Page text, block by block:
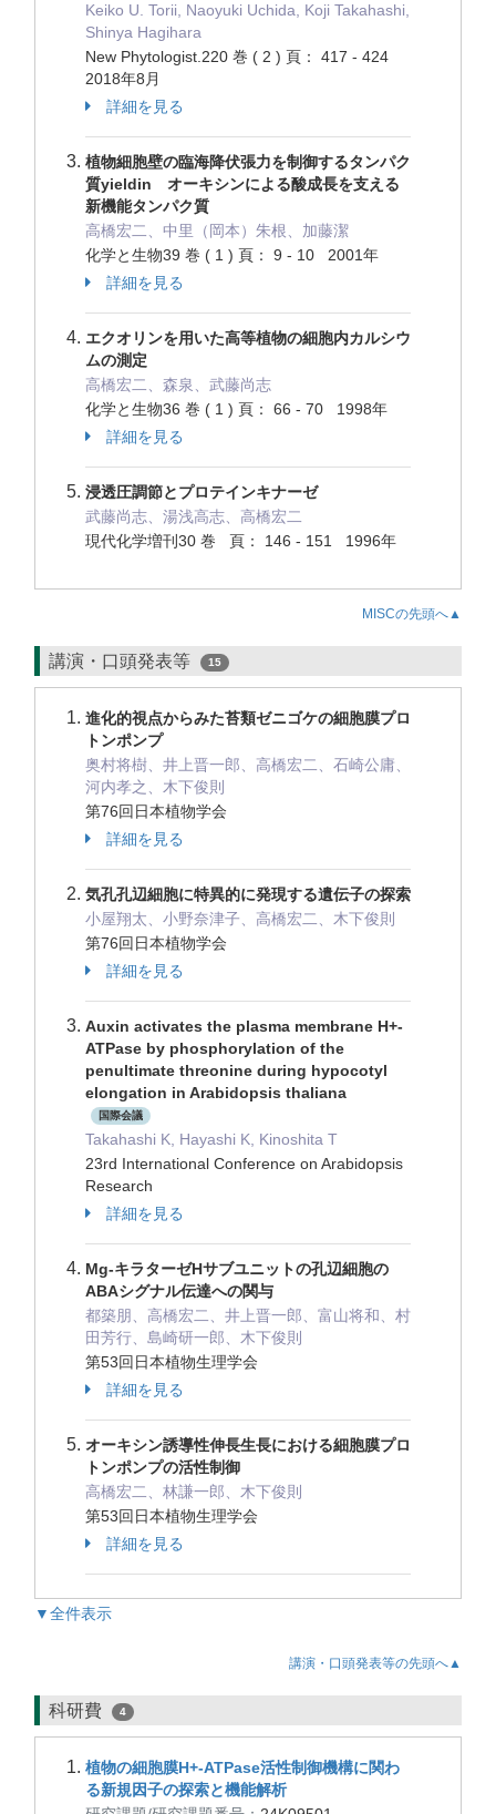
Keiko U. Torii, Naoyuki Uchida, Koji Takahashi,
Shinya Hagihara
New Phytologist.220 巻 ( 2 ) 頁： 417 - 424
2018年8月
詳細を見る
植物細胞壁の臨海降伏張力を制御するタンパク
質yieldin オーキシンによる酸成長を支える
新機能タンパク質
高橋宏二、中里（岡本）朱根、加藤潔
化学と生物39 巻 ( 1 ) 頁： 9 - 10 2001年
詳細を見る
エクオリンを用いた高等植物の細胞内カルシウ
ムの測定
高橋宏二、森泉、武藤尚志
化学と生物36 巻 ( 1 ) 頁： 66 - 70 1998年
詳細を見る
浸透圧調節とプロテインキナーゼ
武藤尚志、湯浅高志、高橋宏二
現代化学増刊30 巻 頁： 146 - 151 1996年
MISCの先頭へ▲
講演・口頭発表等 15
進化的視点からみた苔類ゼニゴケの細胞膜プロ
トンポンプ
奥村将樹、井上晋一郎、高橋宏二、石崎公庸、
河内孝之、木下俊則
第76回日本植物学会
詳細を見る
気孔孔辺細胞に特異的に発現する遺伝子の探索
小屋翔太、小野奈津子、高橋宏二、木下俊則
第76回日本植物学会
詳細を見る
Auxin activates the plasma membrane H+-
ATPase by phosphorylation of the
penultimate threonine during hypocotyl
elongation in Arabidopsis thaliana
国際会議
Takahashi K, Hayashi K, Kinoshita T
23rd International Conference on Arabidopsis
Research
詳細を見る
Mg-キラターゼHサブユニットの孔辺細胞の
ABAシグナル伝達への関与
都築朋、高橋宏二、井上晋一郎、富山将和、村
田芳行、島崎研一郎、木下俊則
第53回日本植物生理学会
詳細を見る
オーキシン誘導性伸長生長における細胞膜プロ
トンポンプの活性制御
高橋宏二、林謙一郎、木下俊則
第53回日本植物生理学会
詳細を見る
▼全件表示
講演・口頭発表等の先頭へ▲
科研費 4
植物の細胞膜H+-ATPase活性制御機構に関わ
る新規因子の探索と機能解析